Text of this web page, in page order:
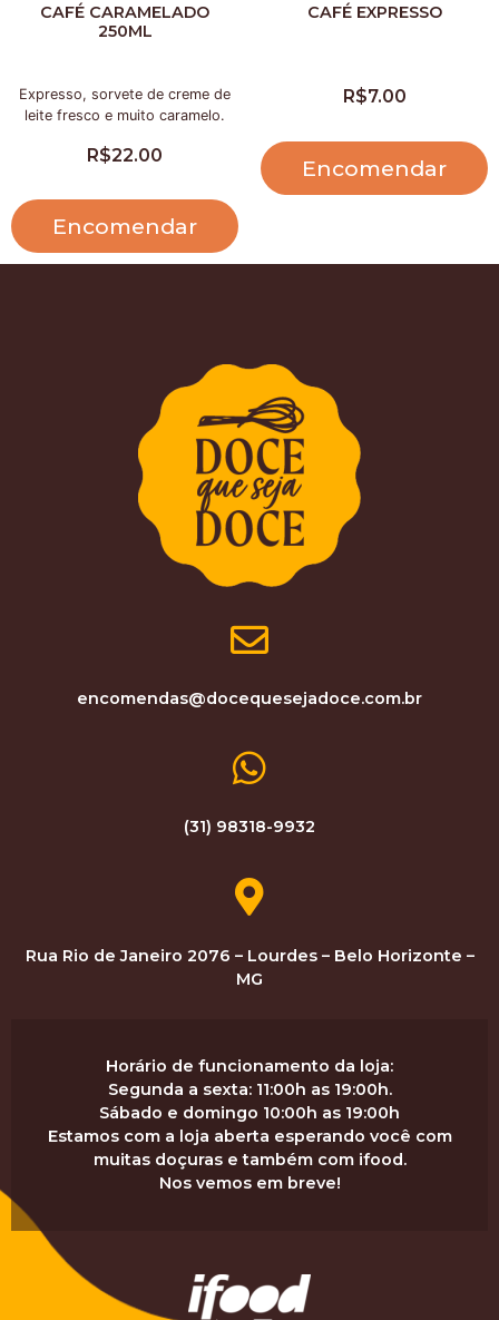
CAFÉ CARAMELADO
250ML
Expresso, sorvete de creme de
leite fresco e muito caramelo.
R$22.00
Encomendar
CAFÉ EXPRESSO
R$7.00
Encomendar
encomendas@docequesejadoce.com.br
(31) 98318-9932
Rua Rio de Janeiro 2076 – Lourdes – Belo Horizonte –
MG
Horário de funcionamento da loja:
Segunda a sexta: 11:00h as 19:00h.
Sábado e domingo 10:00h as 19:00h
Estamos com a loja aberta esperando você com
muitas doçuras e também com ifood.
Nos vemos em breve!